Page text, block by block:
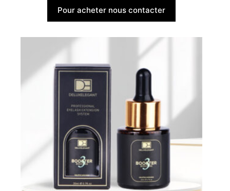
Pour acheter nous contacter